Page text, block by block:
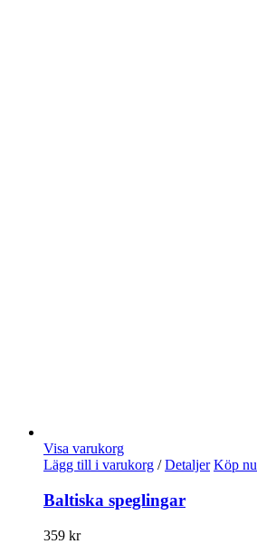
Visa varukorg
Lägg till i varukorg / Detaljer Köp nu
Baltiska speglingar
359 kr